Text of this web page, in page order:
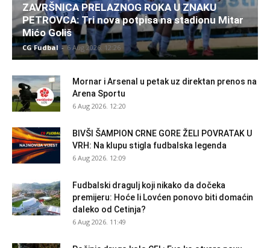
ZAVRŠNICA PRELAZNOG ROKA U ZNAKU
PETROVCA: Tri nova potpisa na stadionu Mitar
Mićo Goliš
CG Fudbal - 6 Aug 2026. 12:26
Mornar i Arsenal u petak uz direktan prenos na
Arena Sportu
6 Aug 2026. 12:20
BIVŠI ŠAMPION CRNE GORE ŽELI POVRATAK U
VRH: Na klupu stigla fudbalska legenda
6 Aug 2026. 12:09
Fudbalski dragulj koji nikako da dočeka
premijeru: Hoće li Lovćen ponovo biti domaćin
daleko od Cetinja?
6 Aug 2026. 11:49